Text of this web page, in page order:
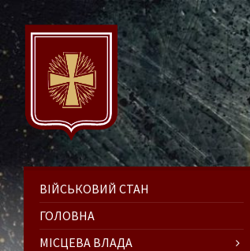
ВІЙСЬКОВИЙ СТАН
ГОЛОВНА
МІСЦЕВА ВЛАДА